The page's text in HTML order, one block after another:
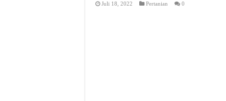
Juli 18, 2022 Pertanian 0